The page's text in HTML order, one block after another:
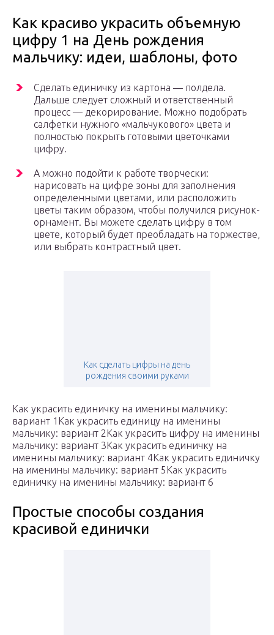
Как красиво украсить объемную
цифру 1 на День рождения
мальчику: идеи, шаблоны, фото
Сделать единичку из картона — полдела.
Дальше следует сложный и ответственный
процесс — декорирование. Можно подобрать
салфетки нужного «мальчукового» цвета и
полностью покрыть готовыми цветочками
цифру.
А можно подойти к работе творчески:
нарисовать на цифре зоны для заполнения
определенными цветами, или расположить
цветы таким образом, чтобы получился рисунок-
орнамент. Вы можете сделать цифру в том
цвете, который будет преобладать на торжестве,
или выбрать контрастный цвет.
Как сделать цифры на день
рождения своими руками
Как украсить единичку на именины мальчику:
вариант 1Как украсить единицу на именины
мальчику: вариант 2Как украсить цифру на именины
мальчику: вариант 3Как украсить единичку на
именины мальчику: вариант 4Как украсить единичку
на именины мальчику: вариант 5Как украсить
единичку на именины мальчику: вариант 6
Простые способы создания
красивой единички